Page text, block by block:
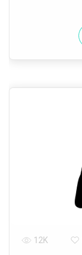
12K